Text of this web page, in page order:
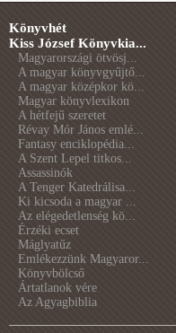
Könyvhét
Kiss József Könyvkia...
Magyarországi ötvösj...
A magyar könyvgyűjtő...
A magyar középkor kö...
Magyar könyvlexikon
A hétfejű szeretet
Révay Mór János emlé...
Fantasy enciklopédia...
A Szent Lepel titkos...
Assassinók
A Tenger Katedrálisa...
Ki kicsoda a magyar ...
Az elégedetlenség kö...
Érzéki ecset
Máglyatűz
Emlékezzünk Magyaror...
Könyvbölcső
Ártatlanok vére
Az Agyagbiblia